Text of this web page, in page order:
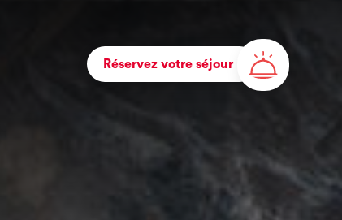
Réservez votre séjour